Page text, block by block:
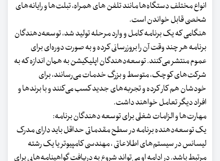
انواع مختلف دستگاه‌ها مانند تلفن های همراه، تبلت‌ها و رایانه‌های
شخصی قابل خواندن است.
هنگامی که یک برنامه کامل و وارد مرحله تولید شد، توسعه‌دهندگان
برنامه هر چند وقت آن را بروزرسانی کرده و به صورت دوره‌ای برای
عموم منتشر می‌کنند. توسعه‌دهندگان اپلیکیشن به همان اندازه که به
شرکت‌های کوچک، متوسط ​​و بزرگ خدمات می‌رسانند، برای
خودشان هم کار کرده و تجربه‌های جدید کسب می‌کنند و با برندها و
افراد دیگر تعامل خواهند داشت.
مهارت‌ها و الزامات شغلی برای توسعه دهندگان برنامه:
یک توسعه‌دهنده برنامه در سطح مقدماتی حداقل باید دارای مدرک
لیسانس در سیستم‌های اطلاعاتی ، مهندسی کامپیوتر یا یک رشته
مرتبط باشد. در ادامه او می‌تواند شروع به دریافت گواهینامه‌هایی برای